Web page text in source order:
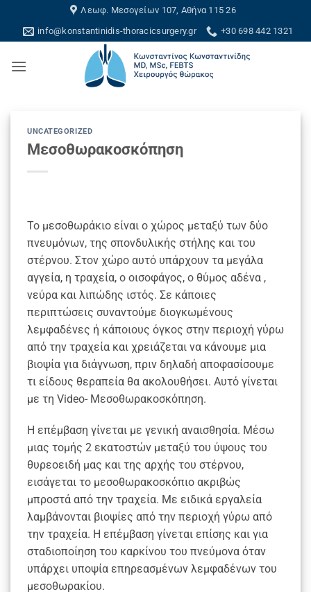
content
Λεωφ. Μεσογείων 107, Αθήνα 115 26
info@konstantinidis-thoracicsurgery.gr
+30 698 442 1321
UNCATEGORIZED
Μεσοθωρακοσκόπηση
Το μεσοθωράκιο είναι ο χώρος μεταξύ των δύο
πνευμόνων, της σπονδυλικής στήλης και του
στέρνου. Στον χώρο αυτό υπάρχουν τα μεγάλα
αγγεία, η τραχεία, ο οισοφάγος, ο θύμος αδένα ,
νεύρα και λιπώδης ιστός. Σε κάποιες
περιπτώσεις συναντούμε διογκωμένους
λεμφαδένες ή κάποιους όγκος στην περιοχή γύρω
από την τραχεία και χρειάζεται να κάνουμε μια
βιοψία για διάγνωση, πριν δηλαδή αποφασίσουμε
τι είδους θεραπεία θα ακολουθήσει. Αυτό γίνεται
με τη Video- Μεσοθωρακοσκόπηση.
Η επέμβαση γίνεται με γενική αναισθησία. Μέσω
μιας τομής 2 εκατοστών μεταξύ του ύψους του
θυρεοειδή μας και της αρχής του στέρνου,
εισάγεται το μεσοθωρακοσκόπιο ακριβώς
μπροστά από την τραχεία. Με ειδικά εργαλεία
λαμβάνονται βιοψίες από την περιοχή γύρω από
την τραχεία. Η επέμβαση γίνεται επίσης και για
σταδιοποίηση του καρκίνου του πνεύμονα όταν
υπάρχει υποψία επηρεασμένων λεμφαδένων του
μεσοθωρακίου.